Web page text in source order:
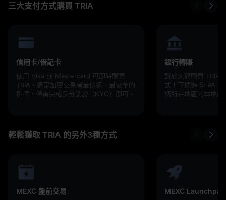
三大支付方式購買 TRIA
信用卡/借記卡
使用 Visa 或 Mastercard 可即時購買
TRIA。這是加密交易者最快速、最安全的
選擇，僅需完成身分認證（KYC）即可。
銀行轉賬
對於大額購買 TRIA
式！可通過 SEPA、
您所在地區的本地網
輕鬆獲取 TRIA 的另外3種方式
MEXC 盤前交易 MEXC Launchpad